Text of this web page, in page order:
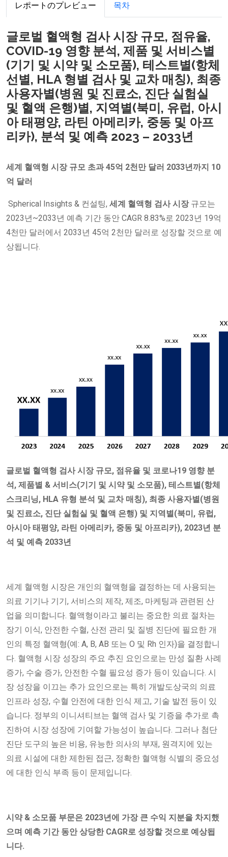
レポートのプレビュー 목차
글로벌 혈액형 검사 시장 규모, 점유율,
COVID-19 영향 분석, 제품 및 서비스별
(기기 및 시약 및 소모품), 테스트별(항체
선별, HLA 형별 검사 및 교차 매칭), 최종
사용자별(병원 및 진료소, 진단 실험실
및 혈액 은행)별, 지역별(북미, 유럽, 아시
아 태평양, 라틴 아메리카, 중동 및 아프
리카), 분석 및 예측 2023 – 2033년
세계 혈액형 시장 규모 초과 45억 2천만 달러 2033년까지 10
억 달러
Spherical Insights & 컨설팅, 세계 혈액형 검사 시장규모는
2023년~2033년 예측 기간 동안 CAGR 8.83%로 2023년 19억
4천만 달러에서 2033년 45억 2천만 달러로 성장할 것으로 예
상됩니다.
글로벌 혈액형 검사 시장 규모, 점유율 및 코로나19 영향 분
석, 제품별 & 서비스(기기 및 시약 및 소모품), 테스트별(항체
스크리닝, HLA 유형 분석 및 교차 매칭), 최종 사용자별(병원
및 진료소, 진단 실험실 및 혈액 은행) 및 지역별(북미, 유럽,
아시아 태평양, 라틴 아메리카, 중동 및 아프리카), 2023년 분
석 및 예측 2033년
세계 혈액형 시장은 개인의 혈액형을 결정하는 데 사용되는
의료 기기나 기기, 서비스의 제작, 제조, 마케팅과 관련된 산
업을 의미합니다. 혈액형이라고 불리는 중요한 의료 절차는
장기 이식, 안전한 수혈, 산전 관리 및 질병 진단에 필요한 개
인의 특정 혈액형(예: A, B, AB 또는 O 및 Rh 인자)을 결정합니
다. 혈액형 시장 성장의 주요 추진 요인으로는 만성 질환 사례
증가, 수술 증가, 안전한 수혈 필요성 증가 등이 있습니다. 시
장 성장을 이끄는 추가 요인으로는 특히 개발도상국의 의료
인프라 성장, 수혈 안전에 대한 인식 제고, 기술 발전 등이 있
습니다. 정부의 이니셔티브는 혈액 검사 및 기증을 추가로 촉
진하여 시장 성장에 기여할 가능성이 높습니다. 그러나 첨단
진단 도구의 높은 비용, 유능한 의사의 부재, 원격지에 있는
의료 시설에 대한 제한된 접근, 정확한 혈액형 식별의 중요성
에 대한 인식 부족 등이 문제입니다.
시약 & 소모품 부문은 2023년에 가장 큰 수익 지분을 차지했
으며 예측 기간 동안 상당한 CAGR로 성장할 것으로 예상됩
니다.